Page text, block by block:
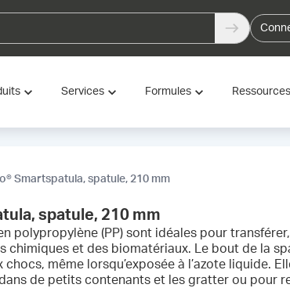
Services Formules Ressources
Smartspatula, spatule, 210 mm
spatule, 210 mm
polypropylène (PP) sont idéales pour
chimiques et des biomatériaux. Le bout de la
même lorsqu’exposée à l’azote liquide.
de petits contenants et les gratter ou pour